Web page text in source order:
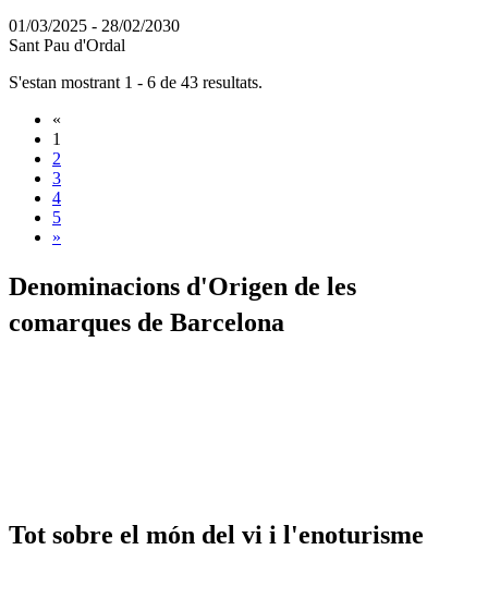
01/03/2025 - 28/02/2030
Sant Pau d'Ordal
S'estan mostrant 1 - 6 de 43 resultats.
«
1
2
3
4
5
»
Denominacions d'Origen de les
comarques de Barcelona
Tot sobre el món del vi i l'enoturisme